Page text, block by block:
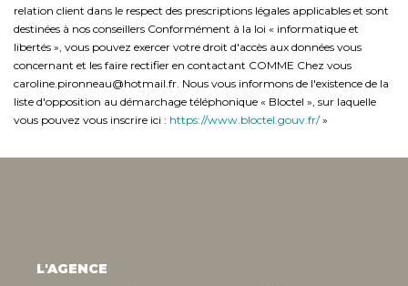
relation client dans le respect des prescriptions légales applicables et sont
destinées à nos conseillers Conformément à la loi « informatique et
libertés », vous pouvez exercer votre droit d'accès aux données vous
concernant et les faire rectifier en contactant COMME Chez vous
caroline.pironneau@hotmail.fr. Nous vous informons de l'existence de la
liste d'opposition au démarchage téléphonique « Bloctel », sur laquelle
vous pouvez vous inscrire ici : https://www.bloctel.gouv.fr/»
L'AGENCE